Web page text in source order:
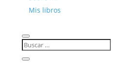
Mis libros